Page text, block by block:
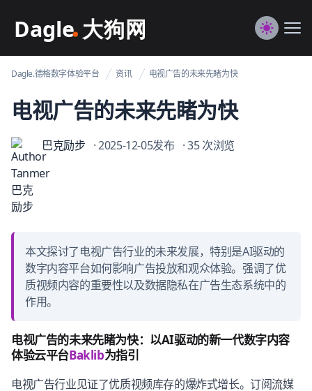
Dagle@数字体验管理
Switch
Dagle.德格数字体验平台 资讯 电视广告的未来先睹为快
电视广告的未来先睹为快
巴克励步 · 2025-12-05发布 · 35 次浏览
本文探讨了电视广告行业的未来发展，特别是AI驱动的
数字内容平台如何影响广告投放和观众体验。强调了优
质视频内容的重要性以及数据隐私在广告生态系统中的
作用。
电视广告的未来先睹为快：以AI驱动的新一代数字内容
体验云平台Baklib为指引
电视广告行业见证了优质视频库存的爆炸式增长。订阅流媒